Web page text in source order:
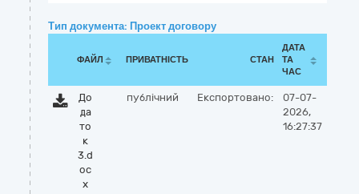
Тип документа: Проект договору
ФАЙЛ ПРИВАТНІСТЬ СТАН
ДАТА
ТА
ЧАС
До
да
то
к
3.d
oc
x
публічний Експортовано:
07-07-
2026,
16:27:37